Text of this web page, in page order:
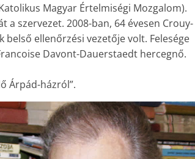
Magyar Értelmiségi Mozgalom).
szervezet. 2008-ban, 64 évesen Crouy-
ellenőrzési vezetője volt. Felesége
Davont-Dauerstaedt hercegnő.
Árpád-házról”.